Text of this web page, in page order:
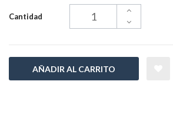
Cantidad
AÑADIR AL CARRITO